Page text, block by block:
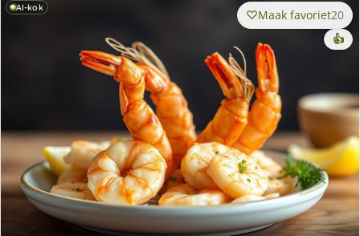
AI-kok Maak favoriet20
👍